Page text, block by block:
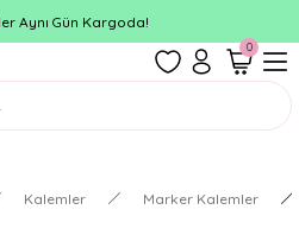
Aynı Gün Kargoda!
0
Kalemler Marker Kalemler